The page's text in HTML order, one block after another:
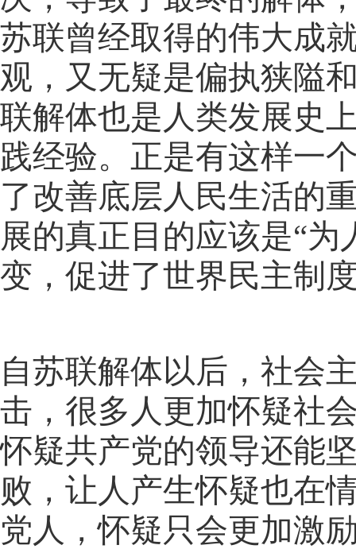
苏联曾经取得的伟大成
观，又无疑是偏执狭隘
联解体也是人类发展史
践经验。正是有这样一
了改善底层人民生活的
展的真正目的应该是“
变，促进了世界民主制
自苏联解体以后，社会
击，很多人更加怀疑社
怀疑共产党的领导还能
败，让人产生怀疑也在
党人，怀疑只会更加激